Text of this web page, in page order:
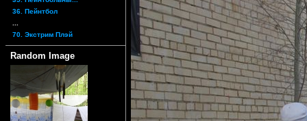
36. Пейнтбол
70. Экстрим Плэй
Random Image